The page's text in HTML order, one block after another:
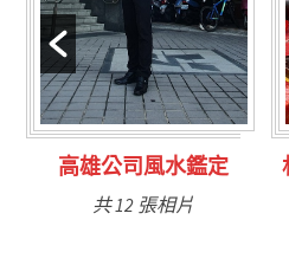
林氏福主量子生基造命
共 6 張相片